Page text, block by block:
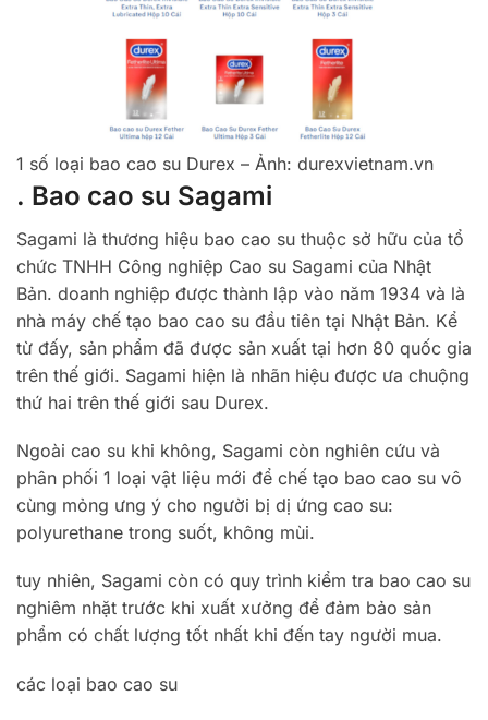
1 số loại bao cao su Durex – Ảnh: durexvietnam.vn
. Bao cao su Sagami
Sagami là thương hiệu bao cao su thuộc sở hữu của tổ
chức TNHH Công nghiệp Cao su Sagami của Nhật
Bản. doanh nghiệp được thành lập vào năm 1934 và là
nhà máy chế tạo bao cao su đầu tiên tại Nhật Bản. Kể
từ đấy, sản phẩm đã được sản xuất tại hơn 80 quốc gia
trên thế giới. Sagami hiện là nhãn hiệu được ưa chuộng
thứ hai trên thế giới sau Durex.
Ngoài cao su khi không, Sagami còn nghiên cứu và
phân phối 1 loại vật liệu mới để chế tạo bao cao su vô
cùng mỏng ưng ý cho người bị dị ứng cao su:
polyurethane trong suốt, không mùi.
tuy nhiên, Sagami còn có quy trình kiểm tra bao cao su
nghiêm nhặt trước khi xuất xưởng để đảm bảo sản
phẩm có chất lượng tốt nhất khi đến tay người mua.
các loại bao cao su